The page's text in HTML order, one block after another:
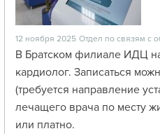
12 ноября 2025 Отдел по связям с
В Братском филиале ИДЦ
кардиолог. Записаться
(требуется направление
лечащего врача по месту
или платно.